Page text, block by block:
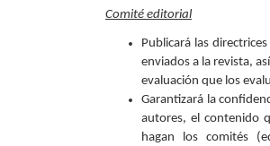
Comité editorial
Publicará las
enviados a la revista,
evaluación que los
Garantizará la
autores, el contenido
hagan los comités